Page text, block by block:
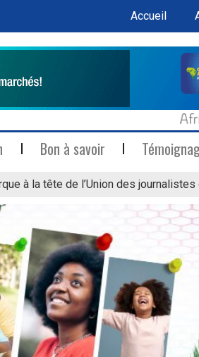
Accueil
Bon à savoir
à la tête de l’Union des journalistes